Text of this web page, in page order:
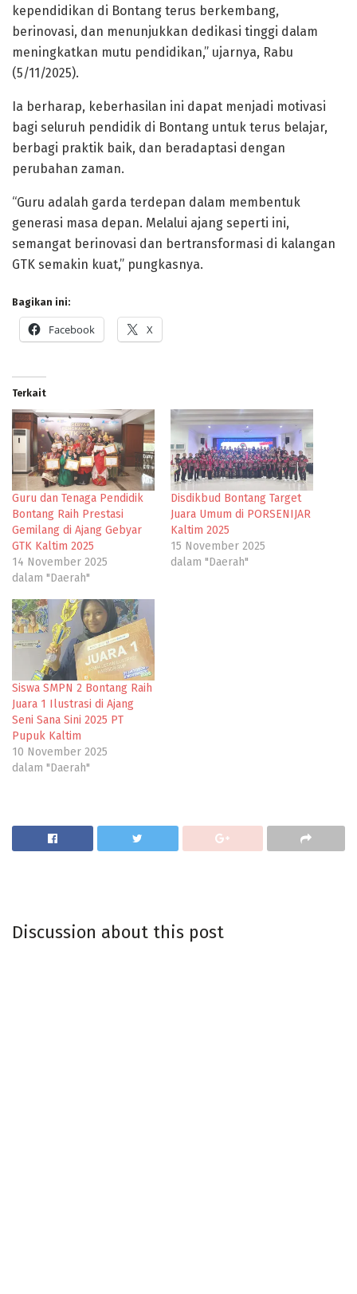
kependidikan di Bontang terus berkembang,
berinovasi, dan menunjukkan dedikasi tinggi dalam
meningkatkan mutu pendidikan,” ujarnya, Rabu
(5/11/2025).
Ia berharap, keberhasilan ini dapat menjadi motivasi
bagi seluruh pendidik di Bontang untuk terus belajar,
berbagi praktik baik, dan beradaptasi dengan
perubahan zaman.
“Guru adalah garda terdepan dalam membentuk
generasi masa depan. Melalui ajang seperti ini,
semangat berinovasi dan bertransformasi di kalangan
GTK semakin kuat,” pungkasnya.
Bagikan ini:
Facebook X
Terkait
Guru dan Tenaga Pendidik
Bontang Raih Prestasi
Gemilang di Ajang Gebyar
GTK Kaltim 2025
14 November 2025
dalam "Daerah"
Disdikbud Bontang Target
Juara Umum di PORSENIJAR
Kaltim 2025
15 November 2025
dalam "Daerah"
Siswa SMPN 2 Bontang Raih
Juara 1 Ilustrasi di Ajang
Seni Sana Sini 2025 PT
Pupuk Kaltim
10 November 2025
dalam "Daerah"
Discussion about this post